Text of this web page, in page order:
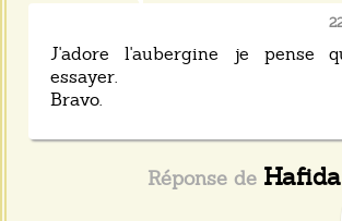
J'adore l'aubergine je pense
essayer.
Bravo.
Hafida